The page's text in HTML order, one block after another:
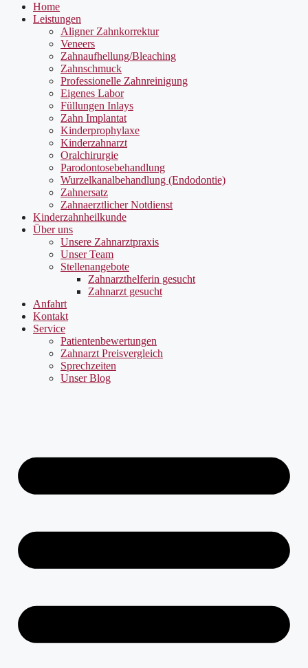
Home
Leistungen
Aligner Zahnkorrektur
Veneers
Zahnaufhellung/Bleaching
Zahnschmuck
Professionelle Zahnreinigung
Eigenes Labor
Füllungen Inlays
Zahn Implantat
Kinderprophylaxe
Kinderzahnarzt
Oralchirurgie
Parodontosebehandlung
Wurzelkanalbehandlung (Endodontie)
Zahnersatz
Zahnaerztlicher Notdienst
Kinderzahnheilkunde
Über uns
Unsere Zahnarztpraxis
Unser Team
Stellenangebote
Zahnarzthelferin gesucht
Zahnarzt gesucht
Anfahrt
Kontakt
Service
Patientenbewertungen
Zahnarzt Preisvergleich
Sprechzeiten
Unser Blog